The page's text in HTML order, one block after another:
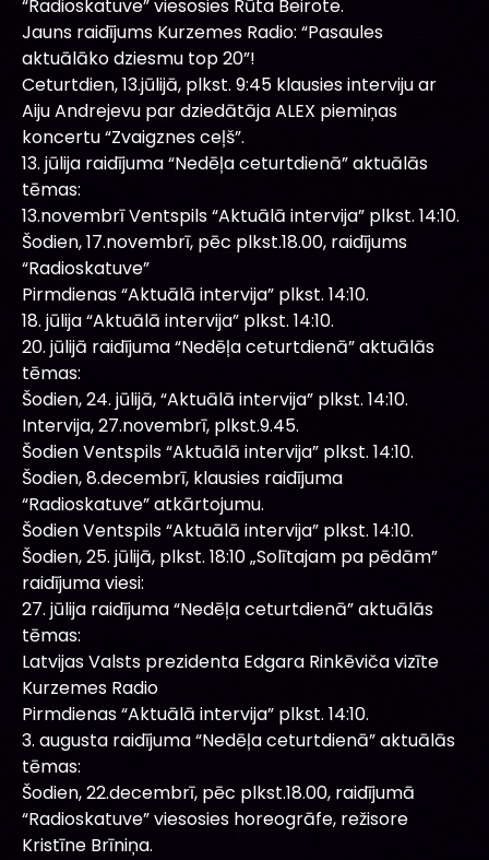
“Radioskatuve” viesosies Rūta Beirote.
Jauns raidījums Kurzemes Radio: “Pasaules
aktuālāko dziesmu top 20”!
Ceturtdien, 13.jūlijā, plkst. 9:45 klausies interviju ar
Aiju Andrejevu par dziedātāja ALEX piemiņas
koncertu “Zvaigznes ceļš”.
13. jūlija raidījuma “Nedēļa ceturtdienā” aktuālās
tēmas:
13.novembrī Ventspils “Aktuālā intervija” plkst. 14:10.
Šodien, 17.novembrī, pēc plkst.18.00, raidījums
“Radioskatuve”
Pirmdienas “Aktuālā intervija” plkst. 14:10.
18. jūlija “Aktuālā intervija” plkst. 14:10.
20. jūlijā raidījuma “Nedēļa ceturtdienā” aktuālās
tēmas:
Šodien, 24. jūlijā, “Aktuālā intervija” plkst. 14:10.
Intervija, 27.novembrī, plkst.9.45.
Šodien Ventspils “Aktuālā intervija” plkst. 14:10.
Šodien, 8.decembrī, klausies raidījuma
“Radioskatuve” atkārtojumu.
Šodien Ventspils “Aktuālā intervija” plkst. 14:10.
Šodien, 25. jūlijā, plkst. 18:10 „Solītajam pa pēdām”
raidījuma viesi:
27. jūlija raidījuma “Nedēļa ceturtdienā” aktuālās
tēmas:
Latvijas Valsts prezidenta Edgara Rinkēviča vizīte
Kurzemes Radio
Pirmdienas “Aktuālā intervija” plkst. 14:10.
3. augusta raidījuma “Nedēļa ceturtdienā” aktuālās
tēmas:
Šodien, 22.decembrī, pēc plkst.18.00, raidījumā
“Radioskatuve” viesosies horeogrāfe, režisore
Kristīne Brīniņa.